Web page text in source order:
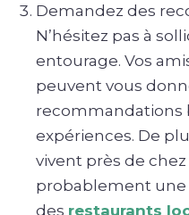
Demandez des
N’hésitez pas à
entourage. Vos
peuvent vous
recommandations
expériences. De
vivent près de
probablement une
des restaurants